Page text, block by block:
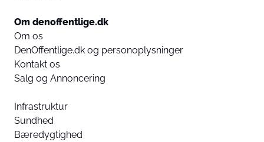
Om denoffentlige.dk
Om os
DenOffentlige.dk og personoplysninger
Kontakt os
Salg og Annoncering
Infrastruktur
Sundhed
Bæredygtighed